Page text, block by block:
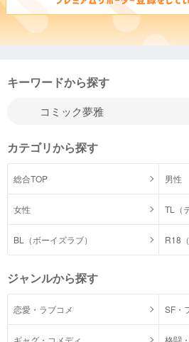
キーワードから探す
カテゴリから探す
総合TOP 男性
女性 TL（
BL（ボーイズラブ） R18
ジャンルから探す
恋愛・ラブコメ SF・